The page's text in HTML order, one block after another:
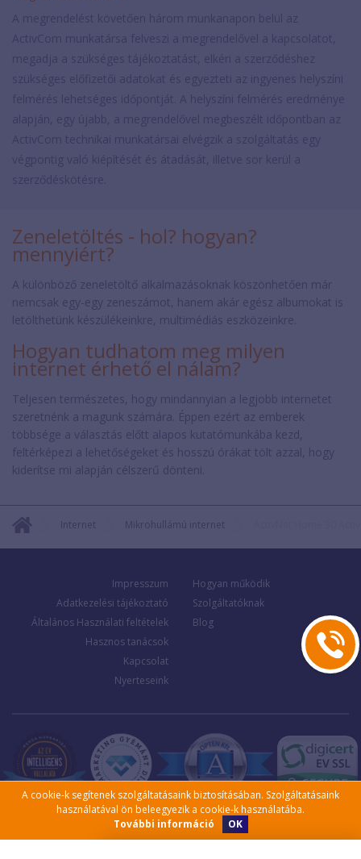
Zeneletöltés - hol? hogyan?
mennyiért?
A különböző zeneletöltő alkalmazásoknak köszönhetően már
nemcsak egy-egy zeneszámot, hanem akár egész albumokat is
letölthetünk készülékeinkre, multimédiás eszközeinkre.
Hogyan tudhatom meg milyen
internet érhető el nálam?
Teljesen természetes, hogy mindannyian a legjobb internetet
szeretnénk a magunk számára. Éppen ezért az emberek
többsége a választás előtt alapos kutatómunkába kezd,
feltérképezi a lehetőségeket és hosszú órákat tölt azzal, hogy
kiderítse mi alapján célszerű dönteni.
Internet Mikrohullámú internet
Impresszum
Adatkezelési tájékoztató
Általános Használati feltételek
Hasznos tanácsok
Kapcsolat
Nyerteseink
Hogyan működik
Szolgáltatóknak
Blog
A cookie-k segítenek szolgáltatásaink biztosításában. Szolgáltatásaink
használatával ön beleegyezik a cookie-k használatába.
További információ
OK